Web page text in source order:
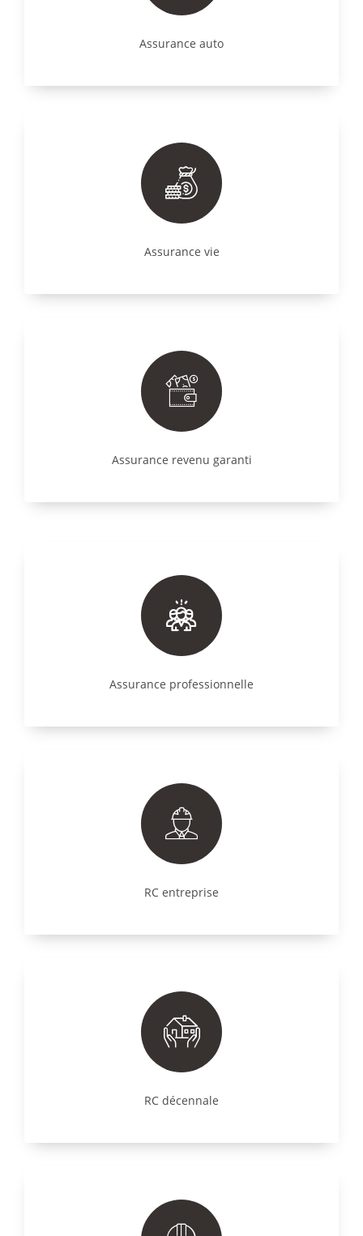
Assurance auto
Assurance vie
Assurance revenu garanti
Assurance professionnelle
RC entreprise
RC décennale